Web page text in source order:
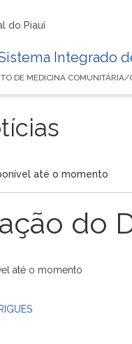
do Piauí
Integrado
DE MEDICINA COMUNITÁRIA/
até o momento
do
até o momento